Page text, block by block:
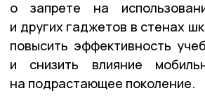
о запрете на
и других гаджетов в стенах
повысить эффективность
и снизить влияние
на подрастающее поколение.